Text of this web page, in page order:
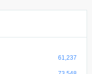
61,237